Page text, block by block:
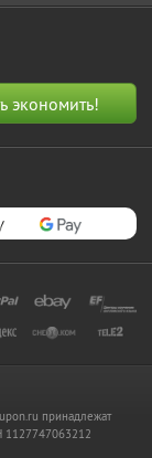
принадлежат
1127747063212